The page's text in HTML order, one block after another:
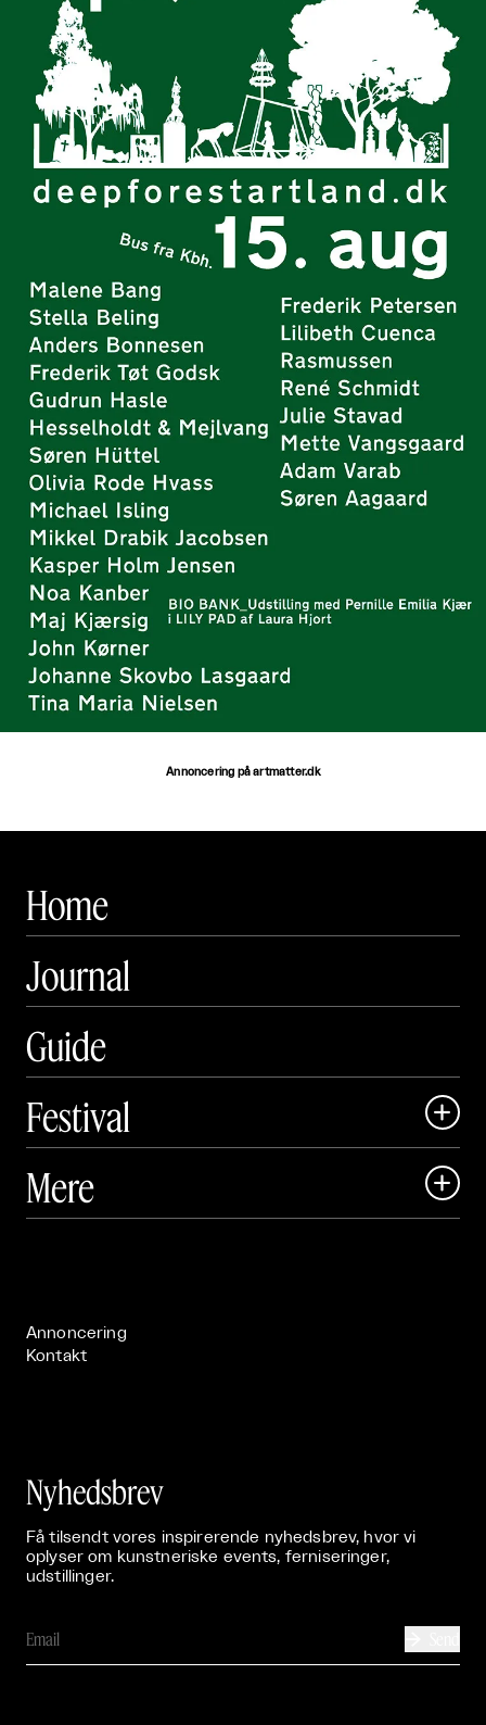
Annoncering på artmatter.dk
Home
Journal
Guide
Festival

 Art Matter Festival
Mere 
Annoncering
Kontakt
Nyhedsbrev
Få tilsendt vores inspirerende nyhedsbrev, hvor vi
oplyser om kunstneriske events, ferniseringer,
udstillinger.